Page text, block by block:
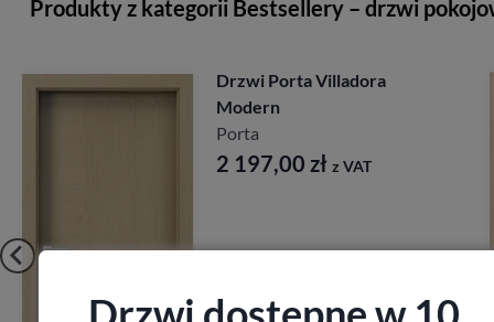
Produkty z kategorii Bestsellery – drzwi
Drzwi Porta Villadora
Modern
Porta
2 197,00 zł z VAT